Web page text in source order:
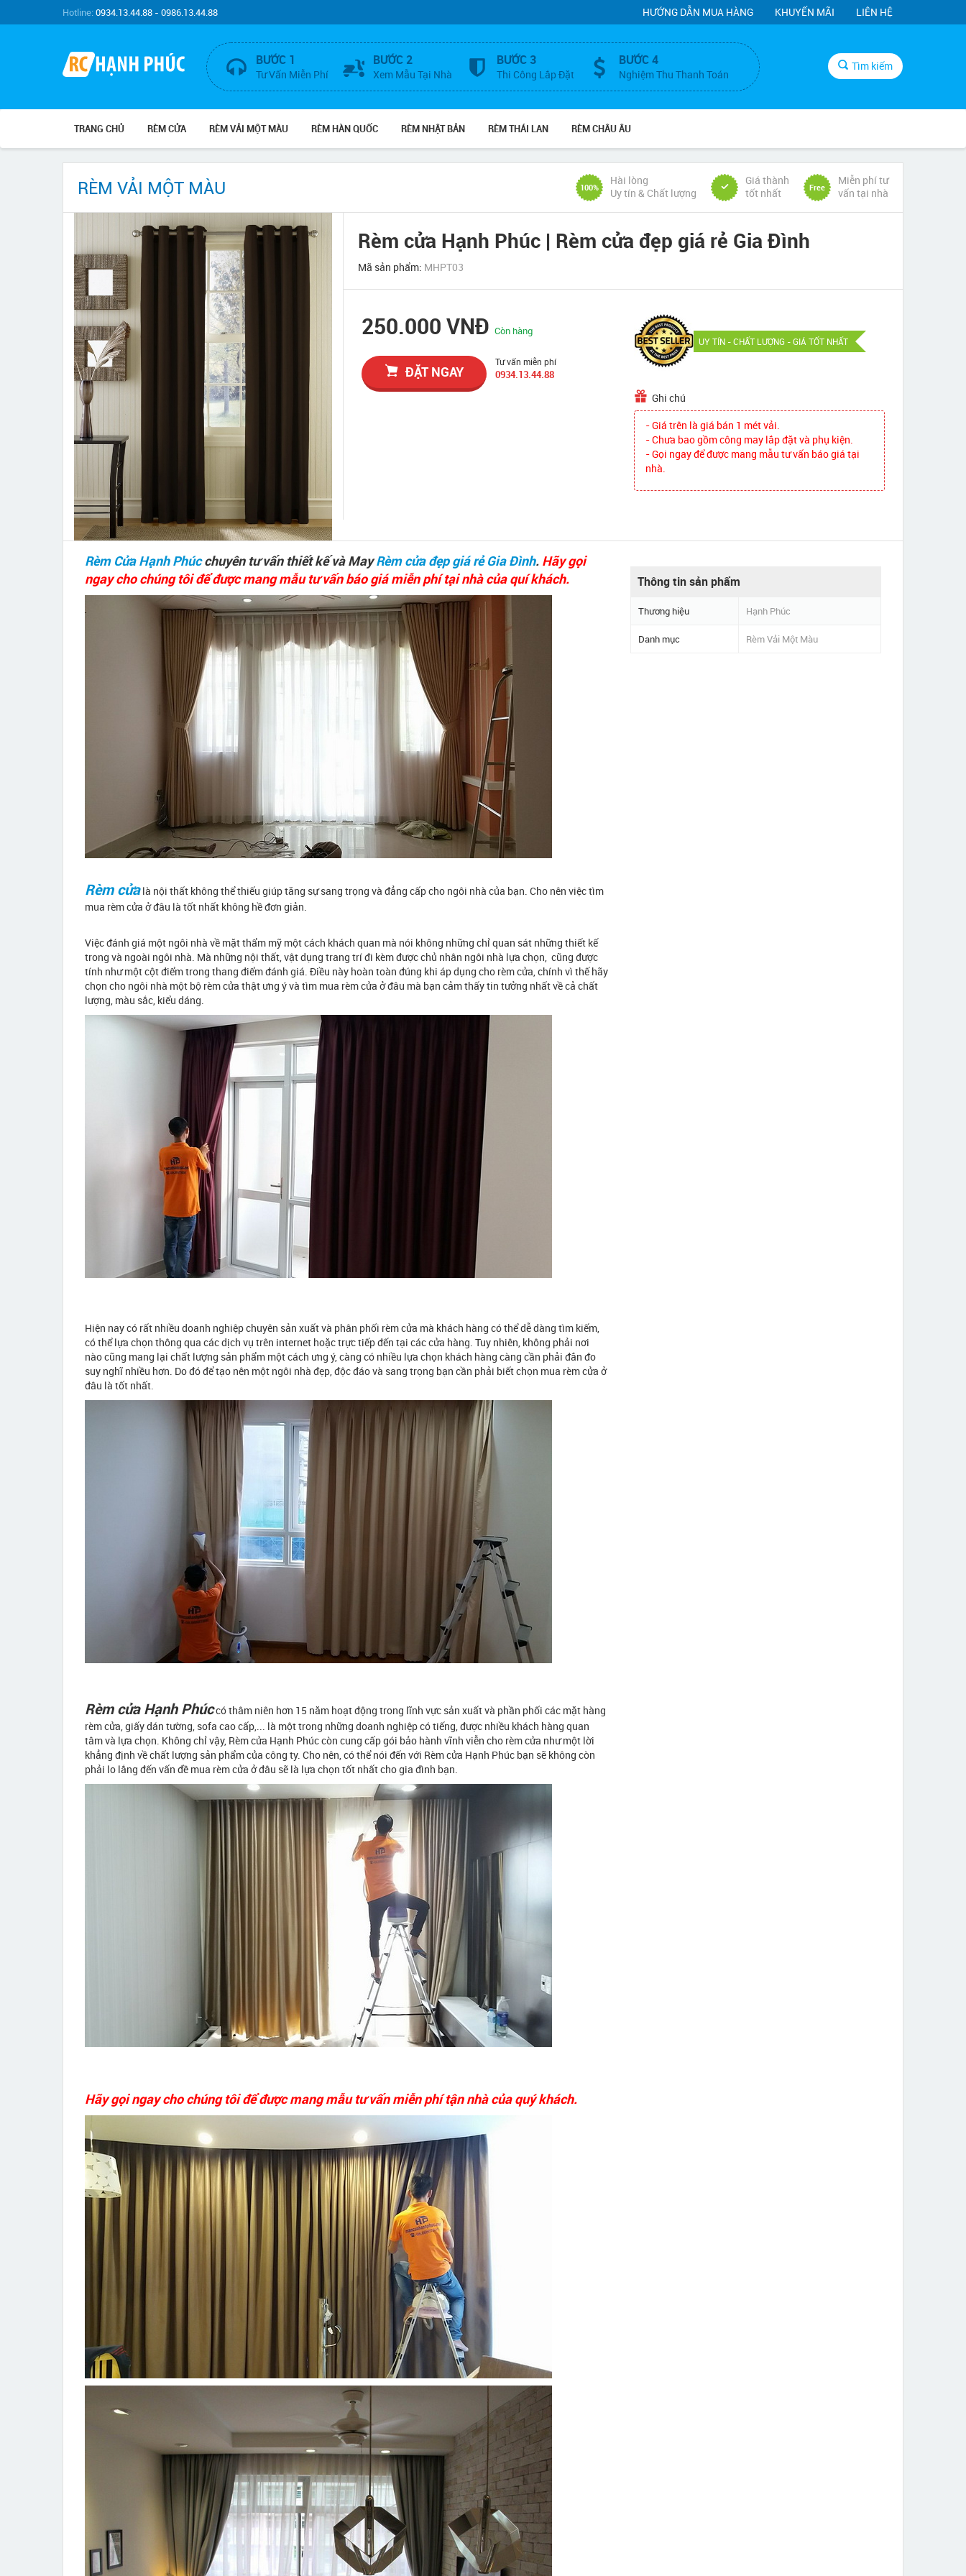
Hotline:0934.13.44.88 - 0986.13.44.88 HƯỚNG DẪN MUA HÀNG KHUYẾN MÃI LIÊN HỆ
BƯỚC 1
Tư Vấn Miễn Phí
BƯỚC 2
Xem Mẫu Tại Nhà
BƯỚC 3
Thi Công Lắp Đặt
BƯỚC 4
Nghiệm Thu Thanh Toán
Tìm kiếm
TRANG CHỦ RÈM CỬA RÈM VẢI MỘT MÀU RÈM HÀN QUỐC RÈM NHẬT BẢN RÈM THÁI LAN RÈM CHÂU ÂU
RÈM VẢI MỘT MÀU 100%
Hài lòng
Uy tín & Chất lượng
Giá thành
tốt nhất
Free
Miễn phí tư
vấn tại nhà
Rèm cửa Hạnh Phúc | Rèm cửa đẹp giá rẻ Gia Đình
Mã sản phẩm: MHPT03
250.000 VNĐCòn hàng
ĐẶT NGAY
Tư vấn miễn phí
0934.13.44.88
UY TÍN - CHẤT LƯỢNG - GIÁ TỐT NHẤT
Ghi chú
- Giá trên là giá bán 1 mét vải.
- Chưa bao gồm công may lắp đặt và phụ kiện.
- Gọi ngay để được mang mẫu tư vấn báo giá tại
nhà.
Rèm Cửa Hạnh Phúcchuyên tư vấn thiết kế và MayRèm cửa đẹp giá rẻ Gia Đình. Hãy gọi
ngay cho chúng tôi để được mang mẫu tư vấn báo giá miễn phí tại nhà của quí khách.
Rèm cửalà nội thất không thể thiếu giúp tăng sự sang trọng và đẳng cấp cho ngôi nhà của bạn. Cho nên việc tìm
mua rèm cửa ở đâu là tốt nhất không hề đơn giản.
Việc đánh giá một ngôi nhà về mặt thẩm mỹ một cách khách quan mà nói không những chỉ quan sát những thiết kế
trong và ngoài ngôi nhà. Mà những nội thất, vật dụng trang trí đi kèm được chủ nhân ngôi nhà lựa chọn, cũng được
tính như một cột điểm trong thang điểm đánh giá. Điều này hoàn toàn đúng khi áp dụng cho rèm cửa, chính vì thế hãy
chọn cho ngôi nhà một bộ rèm cửa thật ưng ý và tìm mua rèm cửa ở đâu mà bạn cảm thấy tin tưởng nhất về cả chất
lượng, màu sắc, kiểu dáng.
Hiện nay có rất nhiều doanh nghiệp chuyên sản xuất và phân phối rèm cửa mà khách hàng có thể dễ dàng tìm kiếm,
có thể lựa chọn thông qua các dịch vụ trên internet hoặc trực tiếp đến tại các cửa hàng. Tuy nhiên, không phải nơi
nào cũng mang lại chất lượng sản phẩm một cách ưng ý, càng có nhiều lựa chọn khách hàng càng cần phải đắn đo
suy nghĩ nhiều hơn. Do đó để tạo nên một ngôi nhà đẹp, độc đáo và sang trọng bạn cần phải biết chọn mua rèm cửa ở
đâu là tốt nhất.
Rèm cửa Hạnh Phúccó thâm niên hơn 15 năm hoạt động trong lĩnh vực sản xuất và phần phối các mặt hàng
rèm cửa, giấy dán tường, sofa cao cấp,... là một trong những doanh nghiệp có tiếng, được nhiều khách hàng quan
tâm và lựa chọn. Không chỉ vậy, Rèm cửa Hạnh Phúc còn cung cấp gói bảo hành vĩnh viễn cho rèm cửa như một lời
khẳng định về chất lượng sản phẩm của công ty. Cho nên, có thể nói đến với Rèm cửa Hạnh Phúc bạn sẽ không còn
phải lo lắng đến vấn đề mua rèm cửa ở đâu sẽ là lựa chọn tốt nhất cho gia đình bạn.
Hãy gọi ngay cho chúng tôi để được mang mẫu tư vấn miễn phí tận nhà của quý khách.
Thông tin sản phẩm
Thương hiệu Hạnh Phúc
Danh mục Rèm Vải Một Màu